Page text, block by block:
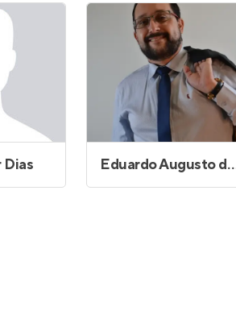
Entrar no Apto
Dias Eduardo Augusto de